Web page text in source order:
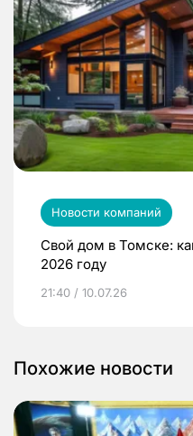
Новости компаний
Свой дом в Томске:
2026 году
21:40 / 10.07.26
Похожие новости